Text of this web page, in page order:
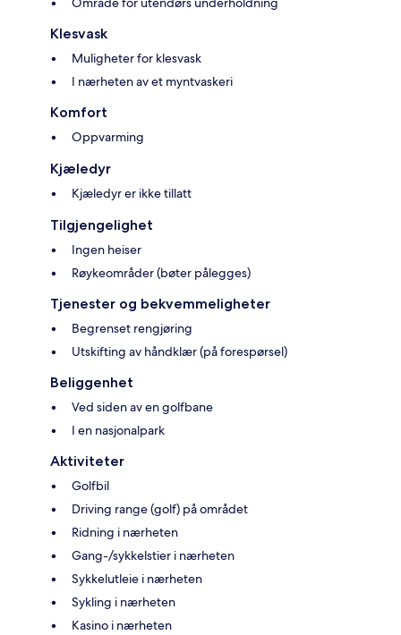
Klesvask
Muligheter for klesvask
I nærheten av et myntvaskeri
Komfort
Oppvarming
Kjæledyr
Kjæledyr er ikke tillatt
Tilgjengelighet
Ingen heiser
Røykeområder (bøter pålegges)
Tjenester og bekvemmeligheter
Begrenset rengjøring
Utskifting av håndklær (på forespørsel)
Beliggenhet
Ved siden av en golfbane
I en nasjonalpark
Aktiviteter
Golfbil
Driving range (golf) på området
Ridning i nærheten
Gang-/sykkelstier i nærheten
Sykkelutleie i nærheten
Sykling i nærheten
Kasino i nærheten